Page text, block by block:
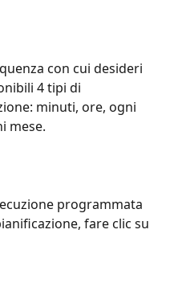
con cui desideri
4 tipi di
minuti, ore, ogni
mese.
programmata
fare clic su